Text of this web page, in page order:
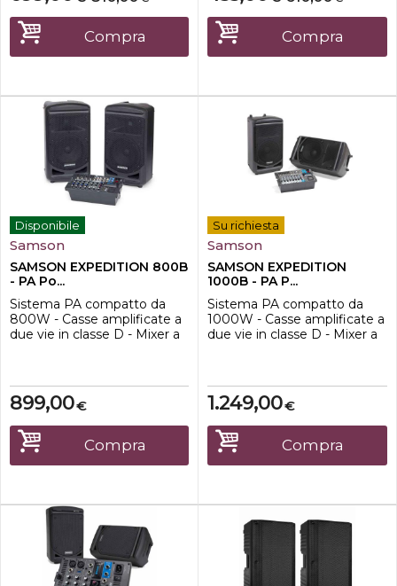
top e il subwoofer passivo
sono collegati all'unità
dell'amplificatore. Il ric...
Compra
per microfono, chitarra,
tastiera, batterie
elettroniche, lettori MP3,
laptop o PC, mixer e molto
Compra
Disponibile
Samson
SAMSON EXPEDITION 800B
- PA Po...
Sistema PA compatto da
800W - Casse amplificate a
due vie in classe D - Mixer a
RCA - Phantom power -
Porta USB per
collegamento wireless
tramite Stage XPD1
(opzionale) - Connesione
Bluetooth - EQ bassi e alti -
€
899,00
Compra
Su richiesta
Samson
SAMSON EXPEDITION
1000B - PA P...
Sistema PA compatto da
1000W - Casse amplificate a
due vie in classe D - Mixer a
RCA - Phantom power -
Porta USB per collegamento
wireless tramite Stage XPD1
(opzionale) - EQ bassi e alti -
Output jack da 1/8'' - Output
RCA...
€
1.249,00
Compra